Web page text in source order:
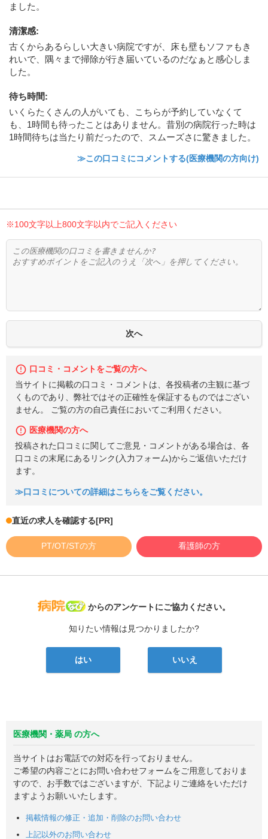
ました。
清潔感:
古くからあるらしい大きい病院ですが、床も壁もソファもき
れいで、隅々まで掃除が行き届いているのだなぁと感心しま
した。
待ち時間:
いくらたくさんの人がいても、こちらが予約していなくて
も、1時間も待ったことはありません。昔別の病院行った時は
1時間待ちは当たり前だったので、スムーズさに驚きました。
≫この口コミにコメントする(医療機関の方向け)
※100文字以上800文字以内でご記入ください
口コミ・コメントをご覧の方へ
当サイトに掲載の口コミ・コメントは、各投稿者の主観に基づ
くものであり、弊社ではその正確性を保証するものではござい
ません。 ご覧の方の自己責任においてご利用ください。
医療機関の方へ
投稿された口コミに関してご意見・コメントがある場合は、各
口コミの末尾にあるリンク(入力フォーム)からご返信いただけ
ます。
≫口コミについての詳細はこちらをご覧ください。
直近の求人を確認する[PR]
PT/OT/STの方 看護師の方
病院なび
からのアンケートにご協力ください。
知りたい情報は見つかりましたか?
はい いいえ
医療機関・薬局 の方へ
当サイトはお電話での対応を行っておりません。
ご希望の内容ごとにお問い合わせフォームをご用意しておりま
すので、お手数ではございますが、下記よりご連絡をいただけ
ますようお願いいたします。
掲載情報の修正・追加・削除のお問い合わせ
上記以外のお問い合わせ